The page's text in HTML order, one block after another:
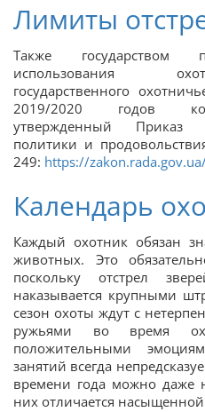
Лимиты
Также государством
использования
государственного
2019/2020 годов
утвержденный Приказ
политики и
249: https://
Календарь
Каждый охотник обязан
животных. Это
поскольку отстрел
наказывается крупными
сезон охоты ждут с
ружьями во время
положительными
занятий всегда
времени года можно даже
них отличается